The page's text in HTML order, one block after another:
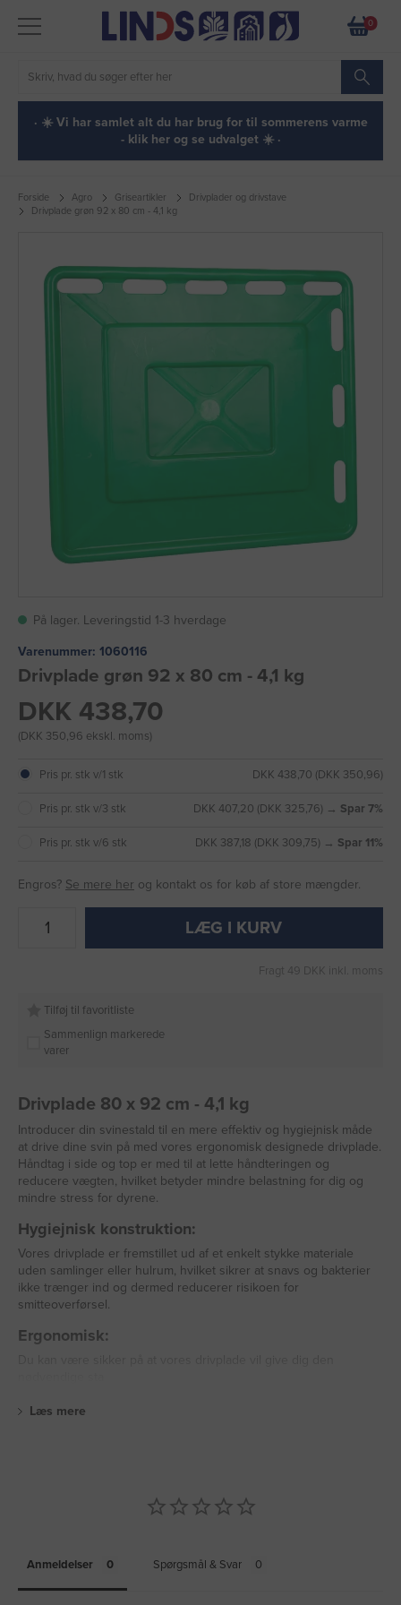
0
· ☀️ Vi har samlet alt du har brug for til sommerens varme
- klik her og se udvalget ☀️ ·
Forside Agro Griseartikler
Drivplader og drivstave
Drivplade grøn 92 x 80 cm - 4,1 kg
På lager. Leveringstid 1-3 hverdage
Varenummer: 1060116
Drivplade grøn 92 x 80 cm - 4,1 kg
DKK 438,70
(DKK 350,96 ekskl. moms)
Pris pr. stk v/1 stk DKK 438,70 (DKK 350,96)
Pris pr. stk v/3 stk DKK 407,20 (DKK 325,76) → Spar 7%
Pris pr. stk v/6 stk DKK 387,18 (DKK 309,75) → Spar 11%
Engros? Se mere her og kontakt os for køb af store mængder.
LÆG I KURV
Fragt 49 DKK inkl. moms
Tilføj til favoritliste
Sammenlign markerede
varer
Drivplade 80 x 92 cm - 4,1 kg
Introducer din svinestald til en mere effektiv og hygiejnisk måde
at drive dine svin på med vores ergonomisk designede drivplade.
Håndtag i side og top er med til at lette håndteringen og
reducere vægten, hvilket betyder mindre belastning for dig og
mindre stress for dyrene.
Hygiejnisk konstruktion:
Vores drivplade er fremstillet ud af et enkelt stykke materiale
uden samlinger eller hulrum, hvilket sikrer at snavs og bakterier
ikke trænger ind og dermed reducerer risikoen for
smitteoverførsel.
Ergonomisk:
Læs mere
Anmeldelser Spørgsmål & Svar